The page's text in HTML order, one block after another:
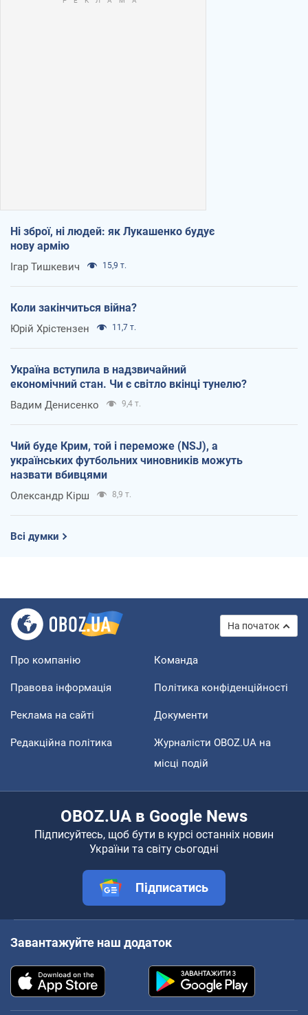
Ні зброї, ні людей: як Лукашенко будує
нову армію
Ігар Тишкевич 15,9 т.
Коли закінчиться війна?
Юрій Хрістензен 11,7 т.
Україна вступила в надзвичайний
економічний стан. Чи є світло вкінці тунелю?
Вадим Денисенко 9,4 т.
Чий буде Крим, той і переможе (NSJ), а
українських футбольних чиновників можуть
назвати вбивцями
Олександр Кірш 8,9 т.
Всі думки
На початок
Про компанію Команда
Правова інформація Політика конфіденційності
Реклама на сайті Документи
Редакційна політика
Журналісти OBOZ.UA на
місці подій
OBOZ.UA в Google News
Підписуйтесь, щоб бути в курсі останніх новин
України та світу сьогодні
Підписатись
Завантажуйте наш додаток